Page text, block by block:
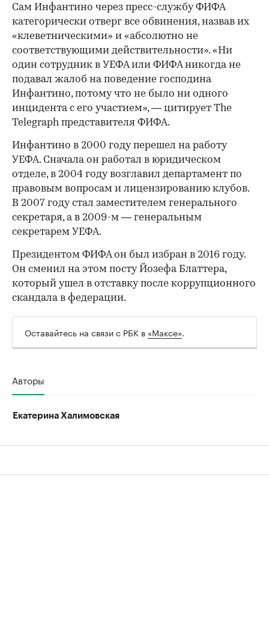
Сам Инфантино через пресс-службу ФИФА
категорически отверг все обвинения, назвав их
«клеветническими» и «абсолютно не
соответствующими действительности». «Ни
один сотрудник в УЕФА или ФИФА никогда не
подавал жалоб на поведение господина
Инфантино, потому что не было ни одного
инцидента с его участием», — цитирует The
Telegraph представителя ФИФА.
Инфантино в 2000 году перешел на работу
УЕФА. Сначала он работал в юридическом
отделе, в 2004 году возглавил департамент по
правовым вопросам и лицензированию клубов.
В 2007 году стал заместителем генерального
секретаря, а в 2009-м — генеральным
секретарем УЕФА.
Президентом ФИФА он был избран в 2016 году.
Он сменил на этом посту Йозефа Блаттера,
который ушел в отставку после коррупционного
скандала в федерации.
Оставайтесь на связи с РБК в «Максе».
Авторы
Екатерина Халимовская